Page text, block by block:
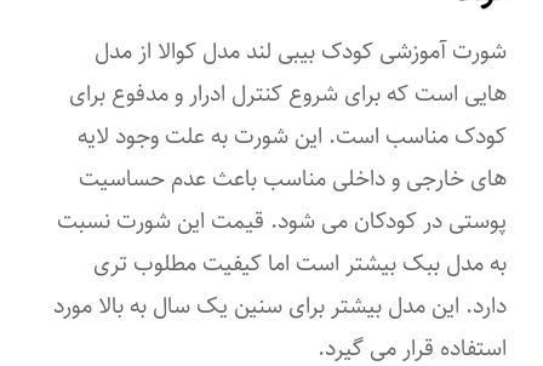
شورت آموزشی کودک بیبی لند مدل کوالا از مدل
هایی است که برای شروع کنترل ادرار و مدفوع برای
کودک مناسب است. این شورت به علت وجود لایه
های خارجی و داخلی مناسب باعث عدم حساسیت
پوستی در کودکان می شود. قیمت این شورت نسبت
به مدل ببک بیشتر است اما کیفیت مطلوب تری
دارد. این مدل بیشتر برای سنین یک سال به بالا مورد
استفاده قرار می گیرد.